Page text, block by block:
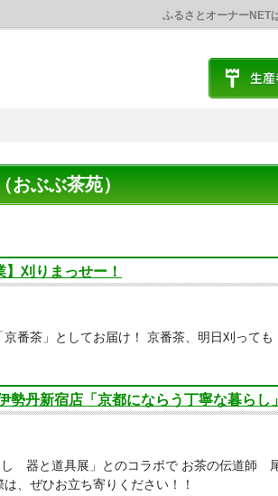
ふるさとオーナーNET
おぶぶ茶苑）
】刈りまっせー！
番茶」としてお届け！ 京番茶、明日刈って
勢丹新宿店「京都にならう丁寧な暮らし」
し 器と道具展」とのコラボで お茶の伝道師
、ぜひお立ち寄りください！！